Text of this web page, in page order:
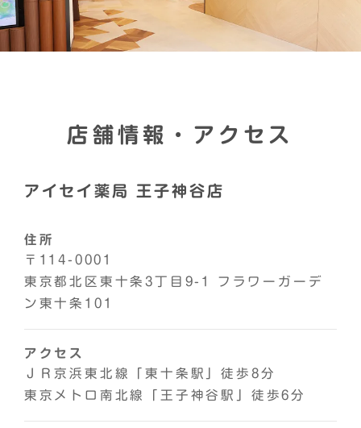
店舗情報・アクセス
アイセイ薬局 王子神谷店
住所
〒114-0001
東京都北区東十条3丁目9-1 フラワーガーデ
ン東十条101
アクセス
ＪＲ京浜東北線「東十条駅」徒歩8分
東京メトロ南北線「王子神谷駅」徒歩6分